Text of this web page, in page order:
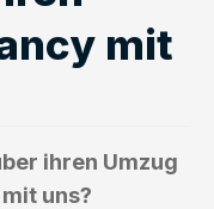
mit
ihren Umzug
uns?